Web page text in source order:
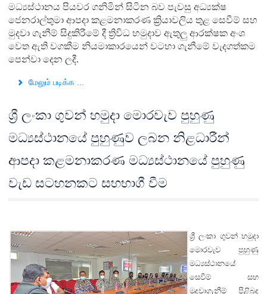
මධ්‍යස්ථානය පියවර ගනිමින් සිටින බව පැවසු අධ්‍යක්ෂ
ජෙනරාල්තුමා ආපදා කළමනාකරණ ක්‍රියාවලිය තුළ සෙවීම් සහ
මුදවා ගැනීම් සිදුකිරීමේ දී ත්‍රිවිධ හමුදාව ඇතුලු ආරක්ෂක අංශ
වෙත ඇති වගකීම නියමාකාරයෙන් වටහා ගැනීමේ වැදගත්කම
පෙන්වා දෙන ලදී.
மேலும் படிக்க ...
ශ්‍රී ලංකා ගුවන් හමුදා මොරවැව පුහුණු
මධ්‍යස්ථානයේ පුහුණුව ලබන නිළධාරීන්
ආපදා කළමනාකරණ මධ්‍යස්ථානයේ පුහුණු
වැඩ සටහනකට සහභාගී වීම
ශ්‍රී ලංකා ගුවන් හමුදා
මොරවැව පුහුණු
මධ්‍යස්ථානයේ ‍
සෙවීම් සහ
මුදවාගැනීම් පිළිබද